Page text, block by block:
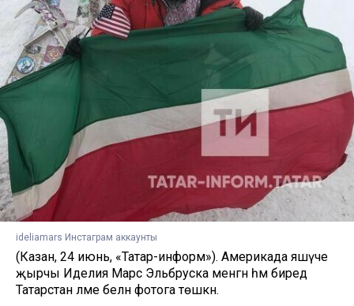
ideliamars Инстаграм аккаунты
(Казан, 24 июнь, «Татар-информ»). Америкада яшәүче
җырчы Иделия Марс Эльбруска менгән һәм биредә
Татарстан әләме белән фотога төшкән.